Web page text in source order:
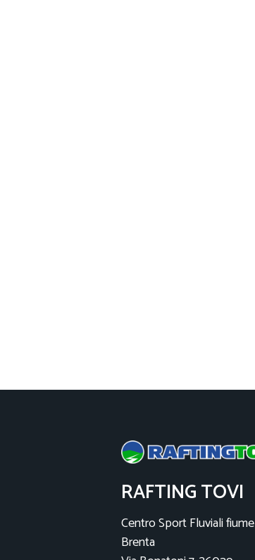
RAFTING TOVI
Centro Sport Fluviali fiume
Brenta